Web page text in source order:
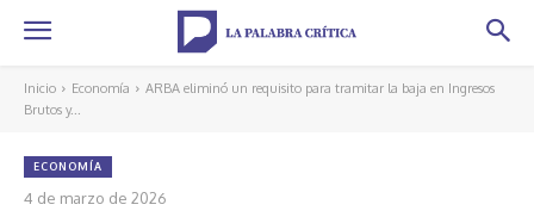
Inicio Economía
ARBA eliminó un requisito para tramitar la baja en Ingresos
Brutos y...
ECONOMÍA
4 de marzo de 2026